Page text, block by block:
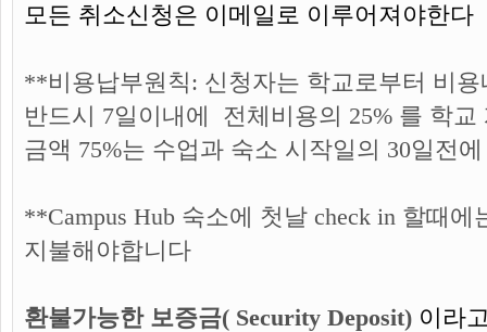
모든 취소신청은 이메일로 이루어져야한다
**비용납부원칙: 신청자는 학교로부터 비
반드시 7일이내에 전체비용의 25% 를 학
금액 75%는 수업과 숙소 시작일의 30일전
**Campus Hub 숙소에 첫날 check in 할때에
지불해야합니다
환불가능한 보증금( Security Deposit) 이라